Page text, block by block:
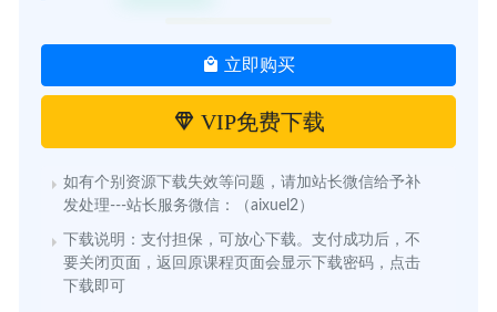
立即购买
VIP免费下载
如有个别资源下载失效等问题，请加站长微信给予补
发处理---站长服务微信：（aixuel2）
下载说明：支付担保，可放心下载。支付成功后，不
要关闭页面，返回原课程页面会显示下载密码，点击
下载即可